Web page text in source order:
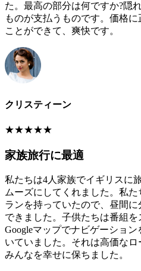
た。最高の部分は何ですか?隠
ものが支払うものです。価格
ことができて、爽快です。
クリスティーン
★★★★★
家族旅行に最適
私たちは4人家族でイギリスに
ムーズにしてくれました。私
ランを持っていたので、昼間
できました。子供たちは番組
Googleマップでナビゲーショ
いていました。それは高価なロ
みんなを幸せに保ちました。